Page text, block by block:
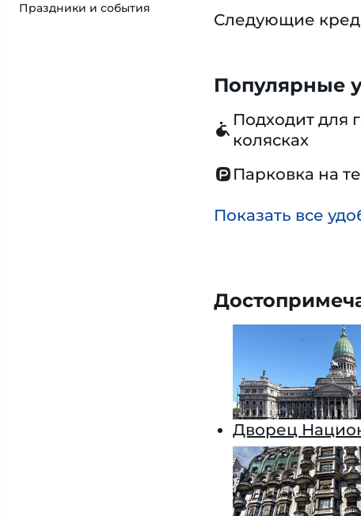
Праздники и события
Следующие
Популярные
Подходит для
колясках
Парковка на
Показать все
Дворец